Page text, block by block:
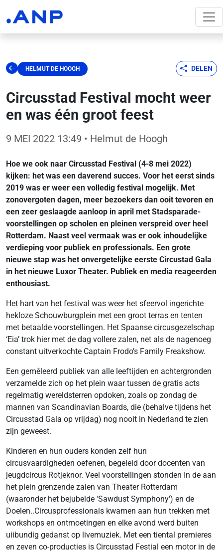
HELMUT DE HOOGH DELEN
Circusstad Festival mocht weer
en was één groot feest
9 MEI 2022 13:49 • Helmut de Hoogh
Hoe we ook naar Circusstad Festival (4-8 mei 2022)
kijken: het was een daverend succes. Voor het eerst sinds
2019 was er weer een volledig festival mogelijk. Met
zonovergoten dagen, meer bezoekers dan ooit tevoren en
een zeer geslaagde aanloop in april met Stadsparade-
voorstellingen op scholen en pleinen verspreid over heel
Rotterdam. Naast veel vermaak was er ook inhoudelijke
verdieping voor publiek en professionals. Een grote
nieuwe stap was het onvergetelijke eerste Circustad Gala
in het nieuwe Luxor Theater. Publiek en media reageerden
enthousiast.
Het hart van het festival was weer het sfeervol ingerichte
hekloze Schouwburgplein met een groot terras en tenten
met betaalde voorstellingen. Het Spaanse circusgezelschap
‘Eia’ trok hier met de dag vollere zalen, net als de nagenoeg
constant uitverkochte Captain Frodo’s Family Freakshow.
Een gemêleerd publiek van alle leeftijden en achtergronden
verzamelde zich op het plein waar tussen de gratis acts
regelmatig wereldsterren opdoken, zoals op zondag de
mannen van Scandinavian Boards, die (behalve tijdens het
Circusstad Gala op vrijdag) nog nooit in Nederland te zien
zijn geweest.
Kinderen en hun ouders konden zelf hun
circusvaardigheden oefenen, begeleid door docenten van
jeugdcircus Rotjeknor. Veel voorstellingen stonden In de aan
het plein grenzende zalen van Theater Rotterdam
(waaronder het bejubelde 'Sawdust Symphony') en de
Doelen..Circusprofessionals kwamen aan hun trekken met
workshops en ontmoetingen en elke avond werd buiten
uiibundig gedanst op livemuziek. Met een tiental premieres
en zeven co-producties is Circusstad Festial een motor in de